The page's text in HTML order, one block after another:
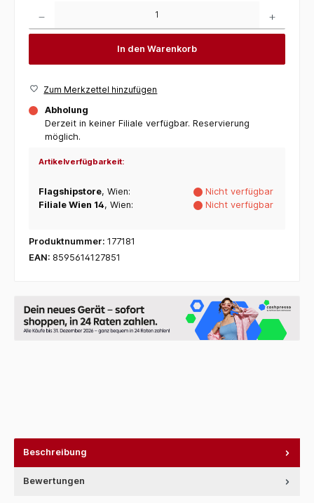
In den Warenkorb
Zum Merkzettel hinzufügen
Abholung
Derzeit in keiner Filiale verfügbar. Reservierung
möglich.
Artikelverfügbarkeit:
Flagshipstore, Wien:
Nicht verfügbar
Filiale Wien 14, Wien: Nicht verfügbar
Produktnummer: 177181
EAN: 8595614127851
Beschreibung
Bewertungen